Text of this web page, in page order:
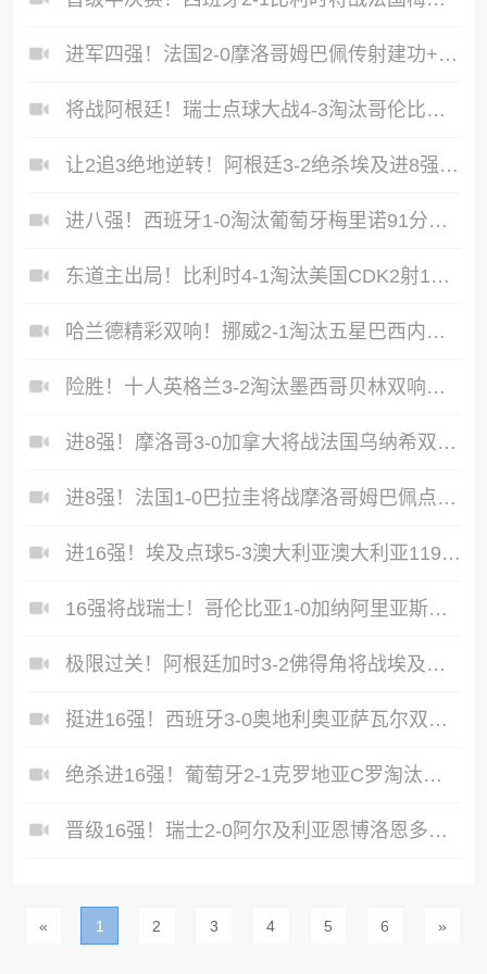
进军四强！法国2-0摩洛哥姆巴佩传射建功+失点登贝莱贴地斩
将战阿根廷！瑞士点球大战4-3淘汰哥伦比亚D·桑切斯、库乔失点
让2追3绝地逆转！阿根廷3-2绝杀埃及进8强梅西传射+失点恩佐绝杀
进八强！西班牙1-0淘汰葡萄牙梅里诺91分钟绝杀41岁C罗最后一舞
东道主出局！比利时4-1淘汰美国CDK2射1传巴洛贡补时被换下
哈兰德精彩双响！挪威2-1淘汰五星巴西内马尔点射吉马良斯失点
险胜！十人英格兰3-2淘汰墨西哥贝林双响凯恩点射+送点宽萨直红
进8强！摩洛哥3-0加拿大将战法国乌纳希双响迪亚斯两助
进8强！法国1-0巴拉圭将战摩洛哥姆巴佩点射杜埃造点主裁引争议
进16强！埃及点球5-3澳大利亚澳大利亚119分钟换门将埃及4罚全中
16强将战瑞士！哥伦比亚1-0加纳阿里亚斯制胜迪亚斯失良机
极限过关！阿根廷加时3-2佛得角将战埃及梅西破门罗梅罗造乌龙
挺进16强！西班牙3-0奥地利奥亚萨瓦尔双响库库两助+进球被吹
绝杀进16强！葡萄牙2-1克罗地亚C罗淘汰赛首球G·拉莫斯补时绝杀
晋级16强！瑞士2-0阿尔及利亚恩博洛恩多耶建功20岁曼赞比献助攻
« 1 2 3 4 5 6 »